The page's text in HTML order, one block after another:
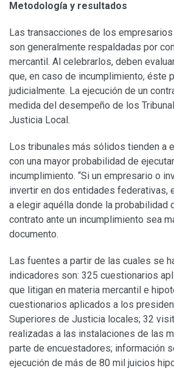
Metodología y resultados
Las transacciones de los
son generalmente respaldadas por
mercantil. Al celebrarlos, deben
que, en caso de incumplimiento, éste
judicialmente. La ejecución de un
medida del desempeño de los
Justicia Local.
Los tribunales más sólidos tienden a
con una mayor probabilidad de
incumplimiento. “Si un empresario o
invertir en dos entidades federativas,
a elegir aquélla donde la probabilidad
contrato ante un incumplimiento sea
documento.
Las fuentes a partir de las cuales se
indicadores son: 325 cuestionarios
que litigan en materia mercantil e
cuestionarios aplicados a los
Superiores de Justicia locales; 32
realizadas a las instalaciones de las
parte de encuestadores; información
ejecución de más de 80 mil juicios